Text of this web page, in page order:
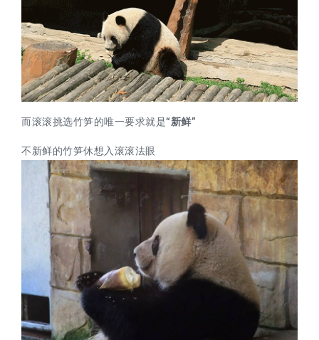
而滚滚挑选竹笋的唯一要求就是“新鲜”
不新鲜的竹笋休想入滚滚法眼